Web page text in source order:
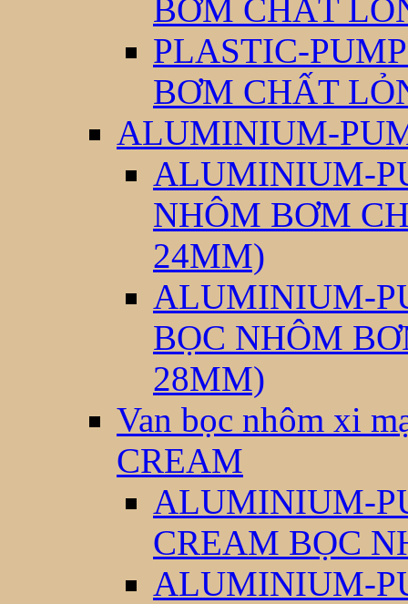
BƠM CHẤT
PLASTIC-
BƠM CHẤT
ALUMINIUM-
ALUMINIUM-
NHÔM BƠM
24MM)
ALUMINIUM-
BỌC NHÔM
28MM)
Van bọc nhôm xi
CREAM
ALUMINIUM-
CREAM BỌC
ALUMINIUM-